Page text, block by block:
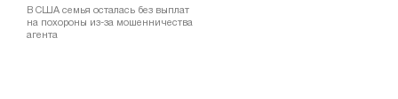
В США семья осталась без выплат
на похороны из-за мошенничества
агента